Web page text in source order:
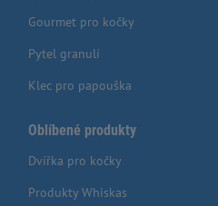
Gourmet pro kočky
Pytel granulí
Klec pro papouška
Oblíbené produkty
Dvířka pro kočky
Produkty Whiskas